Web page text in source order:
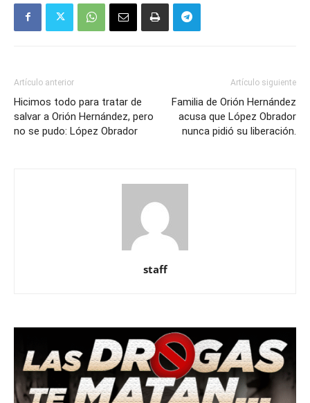
Artículo anterior
Hicimos todo para tratar de
salvar a Orión Hernández, pero
no se pudo: López Obrador
Artículo siguiente
Familia de Orión Hernández
acusa que López Obrador
nunca pidió su liberación.
staff